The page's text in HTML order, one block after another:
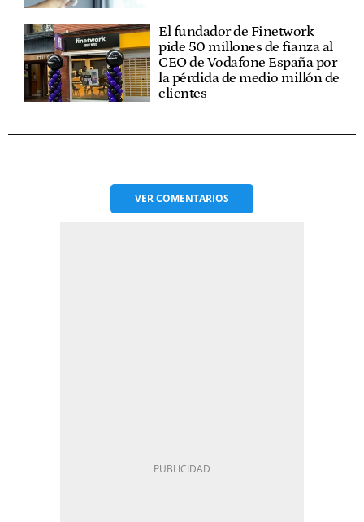
El fundador de Finetwork
pide 50 millones de fianza al
CEO de Vodafone España por
la pérdida de medio millón de
clientes
VERCOMENTARIOS